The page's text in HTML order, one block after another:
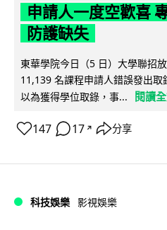
申請人一度空歡喜
防護缺失
東華學院今日（5 日）大學聯招
11,139 名課程申請人錯誤發出
以為獲得學位取錄，事...
閱讀
147 17 ↗ 分享
科技娛樂 影視娛樂